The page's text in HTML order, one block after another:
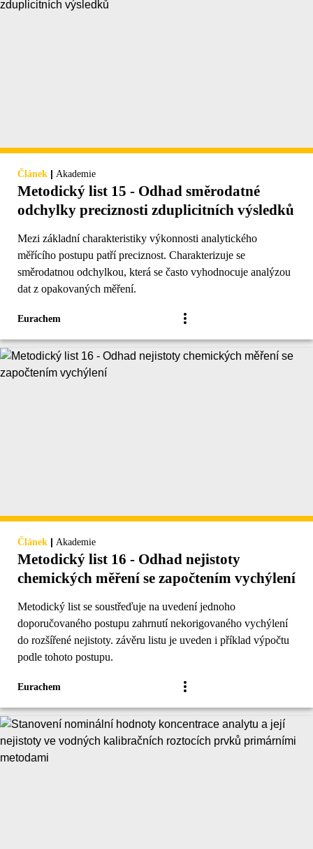
Článek | Akademie
Metodický list 15 - Odhad směrodatné
odchylky preciznosti zduplicitních výsledků
Mezi základní charakteristiky výkonnosti analytického
měřícího postupu patří preciznost. Charakterizuje se
směrodatnou odchylkou, která se často vyhodnocuje analýzou
dat z opakovaných měření.
Eurachem
Článek | Akademie
Metodický list 16 - Odhad nejistoty
chemických měření se započtením vychýlení
Metodický list se soustřeďuje na uvedení jednoho
doporučovaného postupu zahrnutí nekorigovaného vychýlení
do rozšířené nejistoty. závěru listu je uveden i příklad výpočtu
podle tohoto postupu.
Eurachem